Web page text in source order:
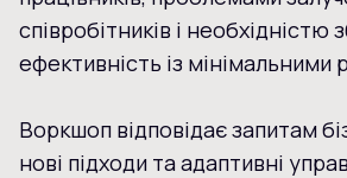
співробітників і необхідністю
ефективність із мінімальними
Воркшоп відповідає запитам
нові підходи та адаптивні